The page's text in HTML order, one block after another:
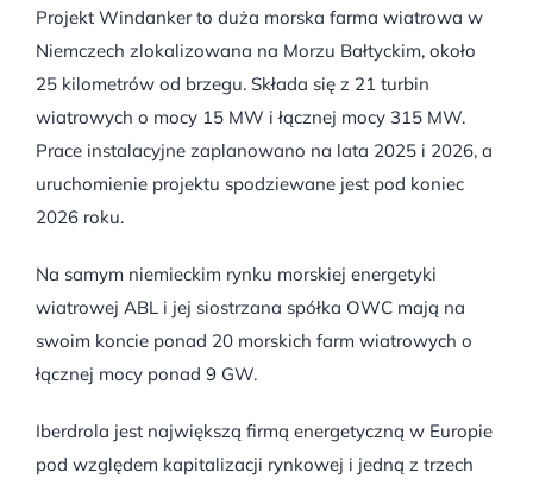
Projekt Windanker to duża morska farma wiatrowa w
Niemczech zlokalizowana na Morzu Bałtyckim, około
25 kilometrów od brzegu. Składa się z 21 turbin
wiatrowych o mocy 15 MW i łącznej mocy 315 MW.
Prace instalacyjne zaplanowano na lata 2025 i 2026, a
uruchomienie projektu spodziewane jest pod koniec
2026 roku.
Na samym niemieckim rynku morskiej energetyki
wiatrowej ABL i jej siostrzana spółka OWC mają na
swoim koncie ponad 20 morskich farm wiatrowych o
łącznej mocy ponad 9 GW.
Iberdrola jest największą firmą energetyczną w Europie
pod względem kapitalizacji rynkowej i jedną z trzech